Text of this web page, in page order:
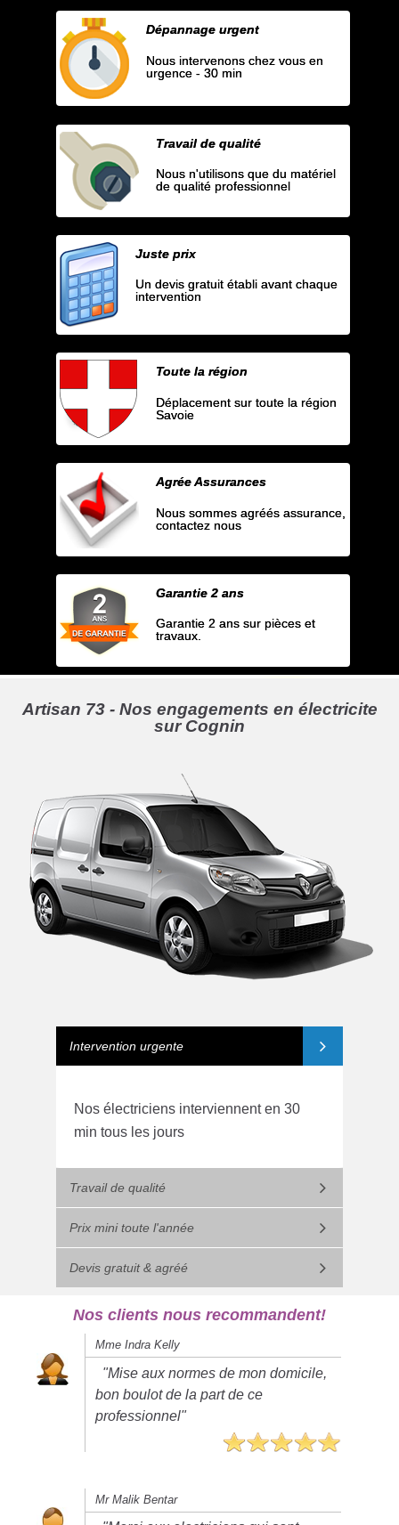
Dépannage urgent
Nous intervenons chez vous en
urgence - 30 min
Travail de qualité
Nous n'utilisons que du matériel
de qualité professionnel
Juste prix
Un devis gratuit établi avant chaque
intervention
Toute la région
Déplacement sur toute la région
Savoie
Agrée Assurances
Nous sommes agréés assurance,
contactez nous
Garantie 2 ans
Garantie 2 ans sur pièces et
travaux.
Artisan 73 - Nos engagements en électricite
sur Cognin
Intervention urgente
Nos électriciens interviennent en 30
min tous les jours
Travail de qualité
Prix mini toute l'année
Devis gratuit & agréé
Nos clients nous recommandent!
Mme Indra Kelly
"Mise aux normes de mon domicile,
bon boulot de la part de ce
professionnel"
Mr Malik Bentar